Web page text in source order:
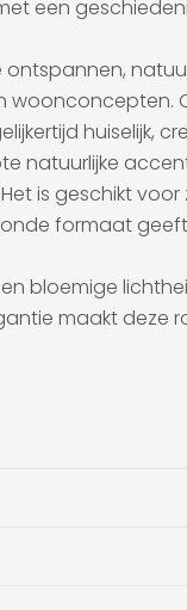
een
huiselijk,
natuurlijke
is geschikt
formaat
bloemige
maakt deze